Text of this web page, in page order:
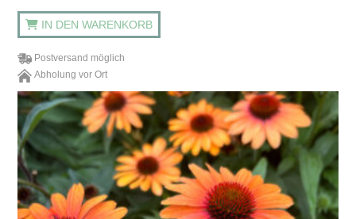
IN DEN WARENKORB
Postversand möglich
Abholung vor Ort